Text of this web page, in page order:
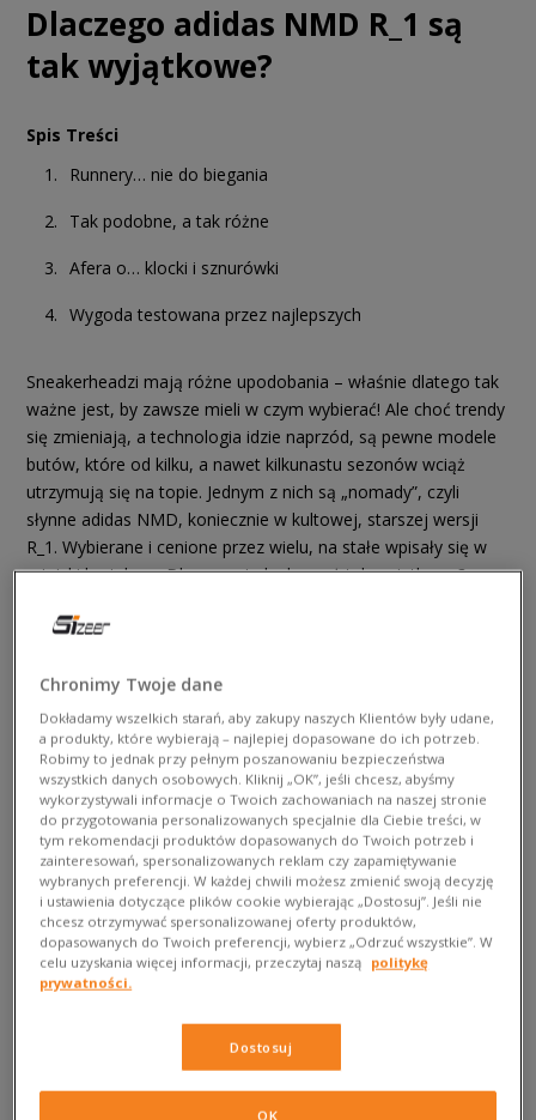
Dlaczego adidas NMD R_1 są
tak wyjątkowe?
Spis Treści
Runnery… nie do biegania
Tak podobne, a tak różne
Afera o… klocki i sznurówki
Wygoda testowana przez najlepszych
Sneakerheadzi mają różne upodobania – właśnie dlatego tak
ważne jest, by zawsze mieli w czym wybierać! Ale choć trendy
się zmieniają, a technologia idzie naprzód, są pewne modele
butów, które od kilku, a nawet kilkunastu sezonów wciąż
utrzymują się na topie. Jednym z nich są „nomady”, czyli
słynne adidas NMD, koniecznie w kultowej, starszej wersji
R_1. Wybierane i cenione przez wielu, na stałe wpisały się w
miejski krajobraz. Dlaczego jednak są aż tak wyjątkowe?
Choć nie mówi się o tym za często, warto wiedzieć, że seria R
to nie jedyna odmiana „nomadów”. Ultrawygodne NMD od
adidas to przecież również miejska linia CS (czyli City Sock) czy
futurystyczne XR, a nawet… obuwie trailowe. Nie da się jednak
ukryć, że to nie one są tymi najsłynniejszymi! Miłośnicy mody
ulicznej pokochali coś zupełnie innego, ale miłości tej trudno
się dziwić. Choć wszystkie serie NMD gwarantują
uzależniający komfort i świetny look, w powszechnej
świadomości najbardziej obecne są właśnie sneakery z
rodziny R. Skąd wzięła się ich charakterystyczna, krótka
nazwa? To proste – pochodzi ona od słowa running! Właśnie
przyświecał im przy tworzeniu tego buta. Szybko okazało się
jednak, że bardziej niż biegaczom, model ten spodobał się
właśnie sneakerheadom, który z właściwą sobie przekorą
Chronimy Twoje dane
Dokładamy wszelkich starań, aby zakupy naszych Klientów były udane,
a produkty, które wybierają – najlepiej dopasowane do ich potrzeb.
Robimy to jednak przy pełnym poszanowaniu bezpieczeństwa
wszystkich danych osobowych. Kliknij „OK”, jeśli chcesz, abyśmy
wykorzystywali informacje o Twoich zachowaniach na naszej stronie
do przygotowania personalizowanych specjalnie dla Ciebie treści, w
tym rekomendacji produktów dopasowanych do Twoich potrzeb i
zainteresowań, spersonalizowanych reklam czy zapamiętywanie
wybranych preferencji. W każdej chwili możesz zmienić swoją decyzję
i ustawienia dotyczące plików cookie wybierając „Dostosuj”. Jeśli nie
chcesz otrzymywać spersonalizowanej oferty produktów,
dopasowanych do Twoich preferencji, wybierz „Odrzuć wszystkie”. W
celu uzyskania więcej informacji, przeczytaj naszą politykę
prywatności.
Dostosuj
OK